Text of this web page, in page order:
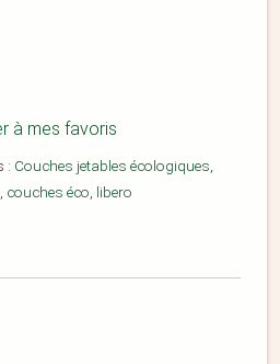
à mes favoris
: Couches jetables écologiques,
, couches éco, libero